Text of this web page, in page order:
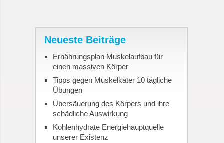
Neueste Beiträge
Ernährungsplan Muskelaufbau für
einen massiven Körper
Tipps gegen Muskelkater 10 tägliche
Übungen
Übersäuerung des Körpers und ihre
schädliche Auswirkung
Kohlenhydrate Energiehauptquelle
unserer Existenz